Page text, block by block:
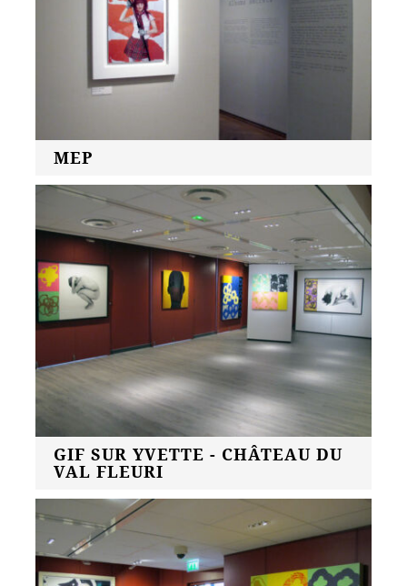
MEP
GIF SUR YVETTE - CHÂTEAU DU
VAL FLEURI